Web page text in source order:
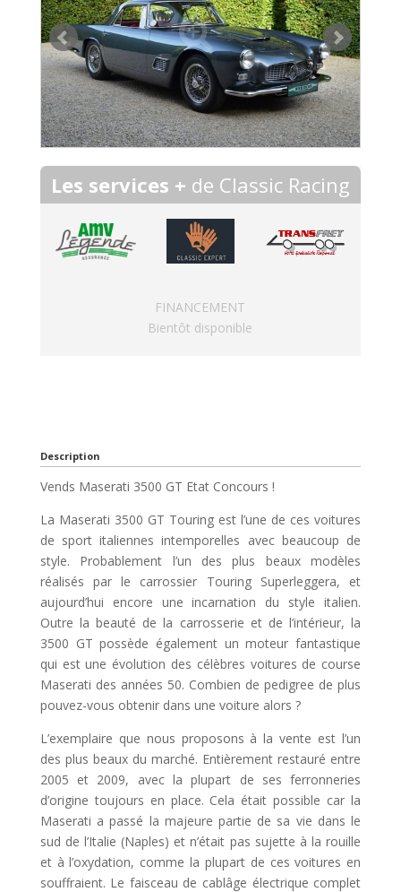
Les services + de Classic Racing
FINANCEMENT
Bientôt disponible
Description
Vends Maserati 3500 GT Etat Concours !
La Maserati 3500 GT Touring est l’une de ces voitures
de sport italiennes intemporelles avec beaucoup de
style. Probablement l’un des plus beaux modèles
réalisés par le carrossier Touring Superleggera, et
aujourd’hui encore une incarnation du style italien.
Outre la beauté de la carrosserie et de l’intérieur, la
3500 GT possède également un moteur fantastique
qui est une évolution des célèbres voitures de course
Maserati des années 50. Combien de pedigree de plus
pouvez-vous obtenir dans une voiture alors ?
L’exemplaire que nous proposons à la vente est l’un
des plus beaux du marché. Entièrement restauré entre
2005 et 2009, avec la plupart de ses ferronneries
d’origine toujours en place. Cela était possible car la
Maserati a passé la majeure partie de sa vie dans le
sud de l’Italie (Naples) et n’était pas sujette à la rouille
et à l’oxydation, comme la plupart de ces voitures en
souffraient. Le faisceau de cablâge électrique complet